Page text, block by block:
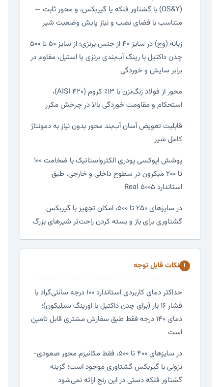
(OS&Y) با گشتاور فلکه یا گیربکس، و محور ثابت —
متناسب با فضای نصب و نیاز پایش وضعیت شیر
زبانه (وج) در سایز ۴۰ از جنس برنزی؛ از سایز ۵۰ تا ۵۰۰
چدن داکتیل با رینگ آب‌بندی برنزی یا استیل، مقاوم در
برابر سایش و خوردگی
محور از فولاد زنگ‌نزن با ۱۳٪ کروم (AISI 420)،
استحکام و مقاومت خوردگی بالا در چرخش مکرر
قابلیت تعویض آسان آب‌بند محور بدون نیاز به دمونتاژ
کامل شیر
پوشش اپوکسی پودری الکترواستاتیک با ضخامت ۱۰۰
تا ۲۰۰ میکرون در سطوح داخلی و خارجی، طبق
استاندارد Real 5005
در سایزهای ۲۵۰ تا ۵۰۰، امکان تجهیز با گیربکس
گشتاوری برای باز و بسته کردن راحت‌تر شیرهای بزرگ
! نکات قابل توجه
حداکثر دمای کاربردی استاندارد ۱۰۰ درجه سانتی‌گراد با
فشار ۱۶ بار (برای چدن داکتیل با اورینگ سیلیکون)؛
دمای ۱۴۰ درجه فقط طبق سفارش مشتری قابل تامین
است
در سایزهای ۴۰۰ تا ۵۰۰، فقط مکانیزم محور صعودی-
نزولی با گیربکس گشتاوری موجود است؛ گزینه
گشتاور فلکه دستی در این رنج ارائه نمی‌شود